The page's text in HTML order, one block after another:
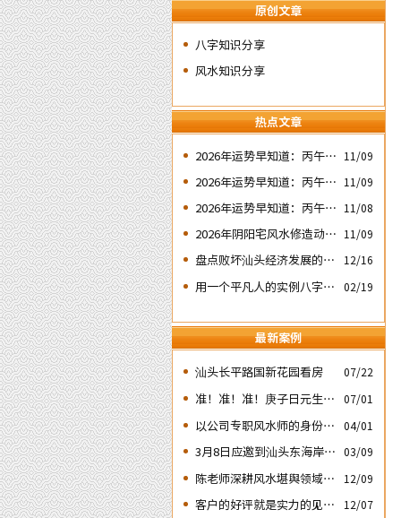
原创文章
八字知识分享
风水知识分享
热点文章
2026年运势早知道：丙午年
二‘壬子’ 日
11/09
2026年运势早知道：丙午年
四‘庚子’ 日
11/09
2026年运势早知道：丙午年
运势不好的4个日期出生人
之一‘戊子’ 日
11/08
2026年阴阳宅风水修造动土 11/09
盘点败坏汕头经济发展的四
12/16
用一个平凡人的实例八字论
02/19
最新案例
汕头长平路国新花园看房
07/22
准！准！准！庚子日元生人
丙午流年的运势判断实例：
07/01
以公司专职风水师的身份应
邀出席《星橙网络科技公
司》成立5周年庆典
04/01
3月8日应邀到汕头东海岸新
城为朋友的亲戚堪舆住房风
水
03/09
陈老师深耕风水堪舆领域四
12/09
客户的好评就是实力的见
12/07